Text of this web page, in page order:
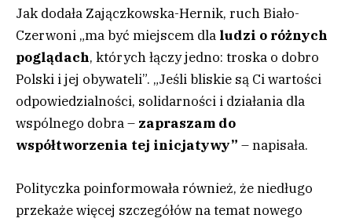
Jak dodała Zajączkowska-Hernik, ruch Biało-
Czerwoni „ma być miejscem dla ludzi o różnych
poglądach, których łączy jedno: troska o dobro
Polski i jej obywateli”. „Jeśli bliskie są Ci wartości
odpowiedzialności, solidarności i działania dla
wspólnego dobra – zapraszam do
współtworzenia tej inicjatywy” – napisała.
Polityczka poinformowała również, że niedługo
przekaże więcej szczegółów na temat nowego